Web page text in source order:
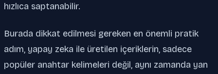
hızlıca saptanabilir.
Burada dikkat edilmesi gereken en önemli pratik
adım, yapay zeka ile üretilen içeriklerin, sadece
popüler anahtar kelimeleri değil, aynı zamanda yan